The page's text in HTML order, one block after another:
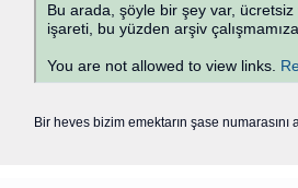
Bu arada, şöyle bir şey var,
işareti, bu yüzden arşiv
You are not allowed to view links.
Bir heves bizim emektarın şase